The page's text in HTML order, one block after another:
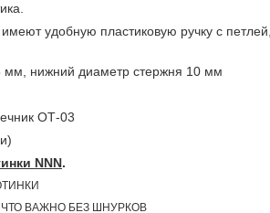
удобную пластиковую ручку с
нижний диаметр стержня 10 мм
ОТ-03
NNN.
ВАЖНО БЕЗ ШНУРКОВ